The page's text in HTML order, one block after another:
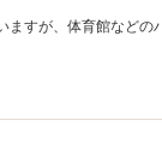
ますが、体育館などの